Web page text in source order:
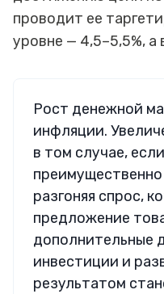
проводит ее
уровне — 4,5–5,5%, а
Рост денежной
инфляции.
в том случае,
разгоняя спрос,
предложение
дополнительные
инвестиции и
результатом